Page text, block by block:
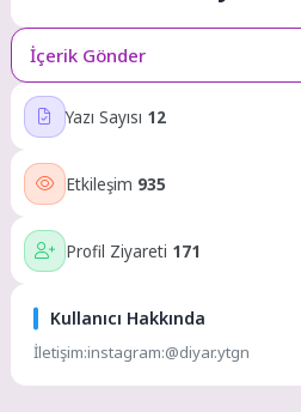
İçerik Gönder
Yazı Sayısı 12
Etkileşim 935
Profil Ziyareti 171
Kullanıcı Hakkında
İletişim:instagram:@diyar.ytgn